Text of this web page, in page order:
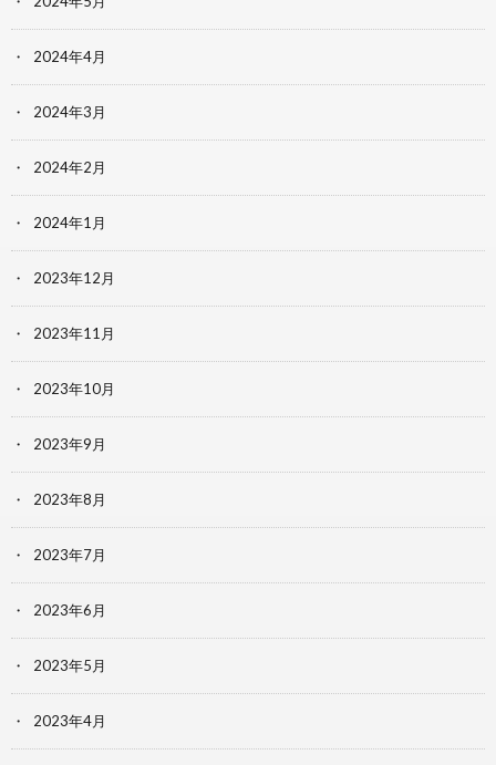
2024年4月
2024年3月
2024年2月
2024年1月
2023年12月
2023年11月
2023年10月
2023年9月
2023年8月
2023年7月
2023年6月
2023年5月
2023年4月